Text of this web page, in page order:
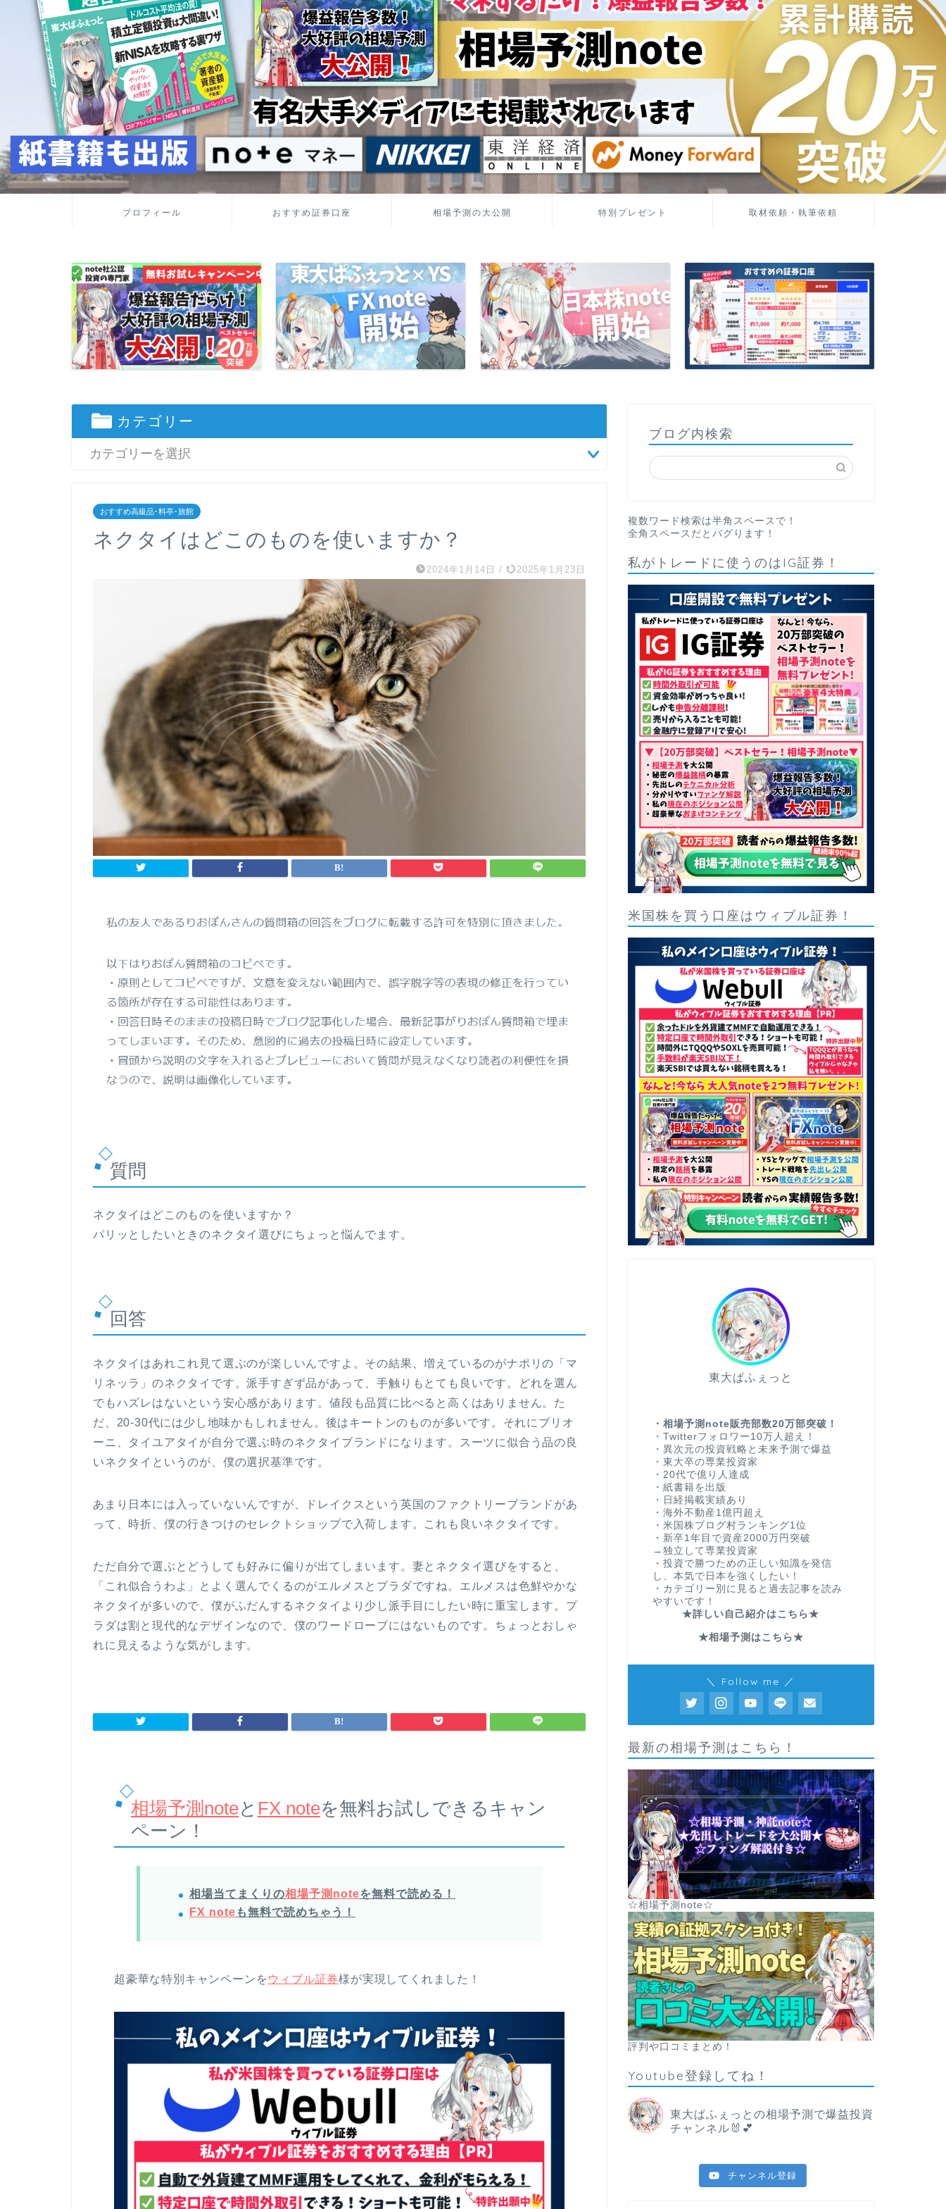
プロフィール おすすめ証券口座 相場予測の大公開 特別プレゼント 取材依頼・執筆依頼
カテゴリー
おすすめ高級品･料亭･旅館
ネクタイはどこのものを使いますか？
2024年1月14日 / 2025年1月23日
質問
ネクタイはどこのものを使いますか？
パリッとしたいときのネクタイ選びにちょっと悩んでます。
回答
ネクタイはあれこれ見て選ぶのが楽しいんですよ。その結果、増えているのがナポリの「マ
リネッラ」のネクタイです。派手すぎず品があって、手触りもとても良いです。どれを選ん
でもハズレはないという安心感があります。値段も品質に比べると高くはありません。た
だ、20-30代には少し地味かもしれません。後はキートンのものが多いです。それにブリオ
ーニ、タイユアタイが自分で選ぶ時のネクタイブランドになります。スーツに似合う品の良
いネクタイというのが、僕の選択基準です。
あまり日本には入っていないんですが、ドレイクスという英国のファクトリーブランドがあ
って、時折、僕の行きつけのセレクトショップで入荷します。これも良いネクタイです。
ただ自分で選ぶとどうしても好みに偏りが出てしまいます。妻とネクタイ選びをすると、
「これ似合うわよ」とよく選んでくるのがエルメスとプラダですね。エルメスは色鮮やかな
ネクタイが多いので、僕がふだんするネクタイより少し派手目にしたい時に重宝します。プ
ラダは割と現代的なデザインなので、僕のワードローブにはないものです。ちょっとおしゃ
れに見えるような気がします。
相場予測noteと FX noteを無料お試しできるキャン
ペーン！
相場当てまくりの相場予測noteを無料で読める！
FX note も無料で読めちゃう！
超豪華な特別キャンペーンを ウィブル証券様が実現してくれました！
ブログ内検索
複数ワード検索は半角スペースで！
全角スペースだとバグります！
私がトレードに使うのはIG証券！
米国株を買う口座はウィブル証券！
東大ぱふぇっと
・相場予測note販売部数20万部突破！
・Twitterフォロワー10万人超え！
・異次元の投資戦略と未来予測で爆益
・東大卒の専業投資家
・20代で億り人達成
・紙書籍を出版
・日経掲載実績あり
・海外不動産1億円超え
・米国株ブログ村ランキング1位
・新卒1年目で資産2000万円突破
→独立して専業投資家
・投資で勝つための正しい知識を発信
し、本気で日本を強くしたい！
・カテゴリー別に見ると過去記事を読み
やすいです！
★詳しい自己紹介はこちら★
★相場予測はこちら★
＼ Follow me ／
最新の相場予測はこちら！
☆相場予測note☆
評判や口コミまとめ！
Youtube登録してね！
東大ぱふぇっとの相場予測で爆益投資
チャンネル🐰💕
チャンネル登録